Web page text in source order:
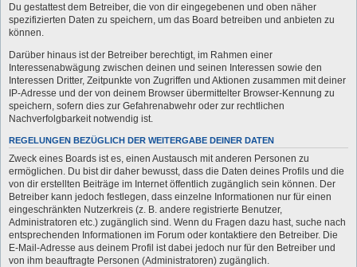
Du gestattest dem Betreiber, die von dir eingegebenen und oben näher
spezifizierten Daten zu speichern, um das Board betreiben und anbieten zu
können.
Darüber hinaus ist der Betreiber berechtigt, im Rahmen einer
Interessenabwägung zwischen deinen und seinen Interessen sowie den
Interessen Dritter, Zeitpunkte von Zugriffen und Aktionen zusammen mit deiner
IP-Adresse und der von deinem Browser übermittelter Browser-Kennung zu
speichern, sofern dies zur Gefahrenabwehr oder zur rechtlichen
Nachverfolgbarkeit notwendig ist.
REGELUNGEN BEZÜGLICH DER WEITERGABE DEINER DATEN
Zweck eines Boards ist es, einen Austausch mit anderen Personen zu
ermöglichen. Du bist dir daher bewusst, dass die Daten deines Profils und die
von dir erstellten Beiträge im Internet öffentlich zugänglich sein können. Der
Betreiber kann jedoch festlegen, dass einzelne Informationen nur für einen
eingeschränkten Nutzerkreis (z. B. andere registrierte Benutzer,
Administratoren etc.) zugänglich sind. Wenn du Fragen dazu hast, suche nach
entsprechenden Informationen im Forum oder kontaktiere den Betreiber. Die
E-Mail-Adresse aus deinem Profil ist dabei jedoch nur für den Betreiber und
von ihm beauftragte Personen (Administratoren) zugänglich.